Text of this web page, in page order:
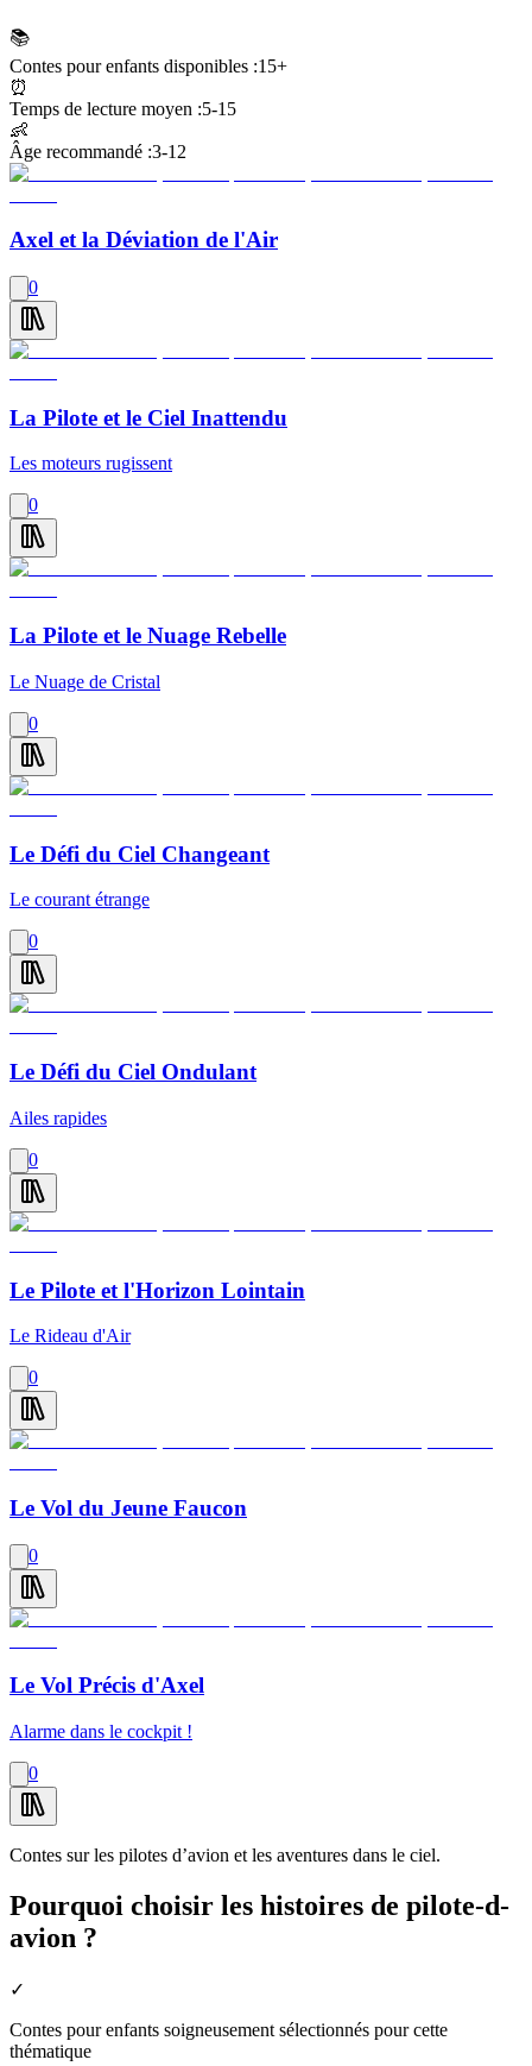
📚
Contes pour enfants disponibles :15+
⏰
Temps de lecture moyen :5-15
👶
Âge recommandé :3-12
Axel et la Déviation de l'Air
0
La Pilote et le Ciel Inattendu
Les moteurs rugissent
0
La Pilote et le Nuage Rebelle
Le Nuage de Cristal
0
Le Défi du Ciel Changeant
Le courant étrange
0
Le Défi du Ciel Ondulant
Ailes rapides
0
Le Pilote et l'Horizon Lointain
Le Rideau d'Air
0
Le Vol du Jeune Faucon
0
Le Vol Précis d'Axel
Alarme dans le cockpit !
0
Contes sur les pilotes d’avion et les aventures dans le ciel.
Pourquoi choisir les histoires de pilote-d-
avion ?
✓
Contes pour enfants soigneusement sélectionnés pour cette
thématique